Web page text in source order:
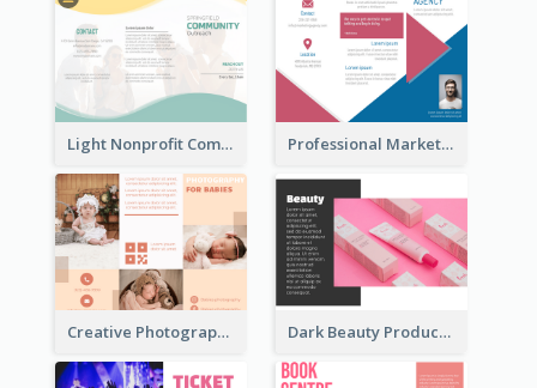
Light Nonprofit Community Tri Fold Brochure Professional Marketing Informational Tri Fold Brochure
Creative Photography Tri Fold Brochure Dark Beauty Product Informational Brochure